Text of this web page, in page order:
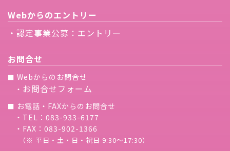
Webからのエントリー
・認定事業公募：エントリー
お問合せ
■ Webからのお問合せ
・ お問合せフォーム
■ お電話・FAXからのお問合せ
・TEL：083-933-6177
・FAX：083-902-1366
（※ 平日・土・日・祝日 9:30〜17:30）